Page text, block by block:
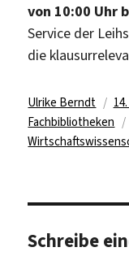
von 10:00 Uhr
Service der
die
Autor
Ulrike Berndt
am
Fachbibliotheken
Schreibe